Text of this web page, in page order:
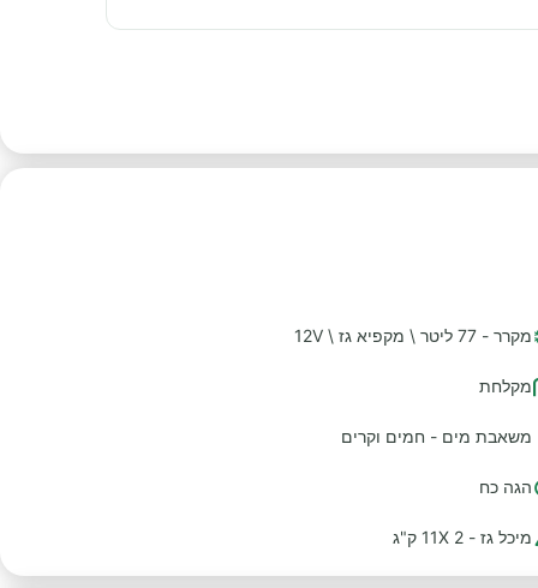
מקרר - 77 ליטר \ מקפיא גז \ 12V
מקלחת
משאבת מים - חמים וקרים
הגה כח
מיכל גז - 2 11X ק"ג